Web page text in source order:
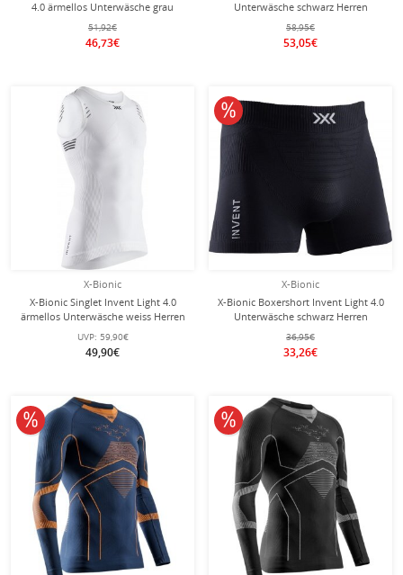
4.0 ärmellos Unterwäsche grau
Herren
51,92€
46,73€
Unterwäsche schwarz Herren
58,95€
53,05€
X-Bionic
X-Bionic Singlet Invent Light 4.0
ärmellos Unterwäsche weiss Herren
UVP: 59,90€
49,90€
X-Bionic
X-Bionic Boxershort Invent Light 4.0
Unterwäsche schwarz Herren
36,95€
33,26€
10% reduziert
10% reduziert 10% reduziert